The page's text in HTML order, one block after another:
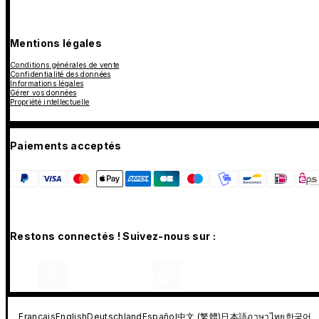
Mentions légales
Conditions générales de vente
Confidentialité des données
Informations légales
Gérer vos données
Propriété intellectuelle
Paiements acceptés
Restons connectés ! Suivez-nous sur :
FrançaisEnglishDeutschlandEspañol中文 (繁體) 日本語ภาษาไทย 한국어